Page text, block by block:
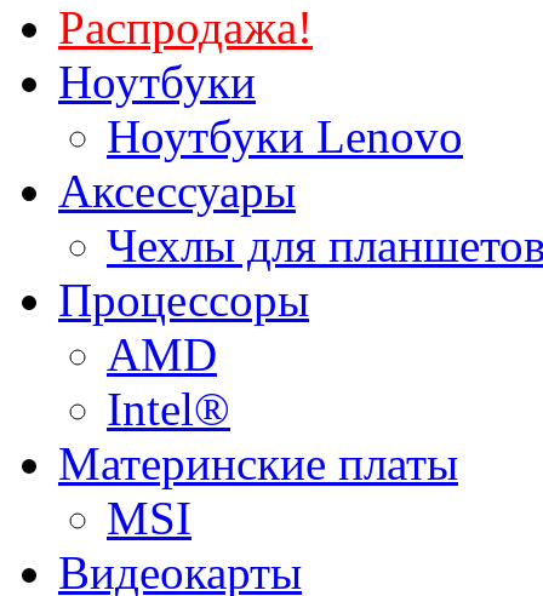
Распродажа!
Ноутбуки
Ноутбуки Lenovo
Аксессуары
Чехлы для
Процессоры
AMD
Intel®
Материнские платы
MSI
Видеокарты